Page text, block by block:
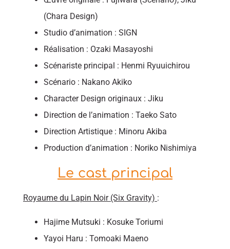
(Chara Design)
Studio d’animation : SIGN
Réalisation : Ozaki Masayoshi
Scénariste principal : Henmi Ryuuichirou
Scénario : Nakano Akiko
Character Design originaux : Jiku
Direction de l’animation : Taeko Sato
Direction Artistique : Minoru Akiba
Production d’animation : Noriko Nishimiya
Le cast principal
Royaume du Lapin Noir (Six Gravity) :
Hajime Mutsuki : Kosuke Toriumi
Yayoi Haru : Tomoaki Maeno